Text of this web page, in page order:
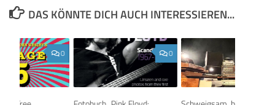
DAS KÖNNTE DICH AUCH INTERESSIEREN...
0
0